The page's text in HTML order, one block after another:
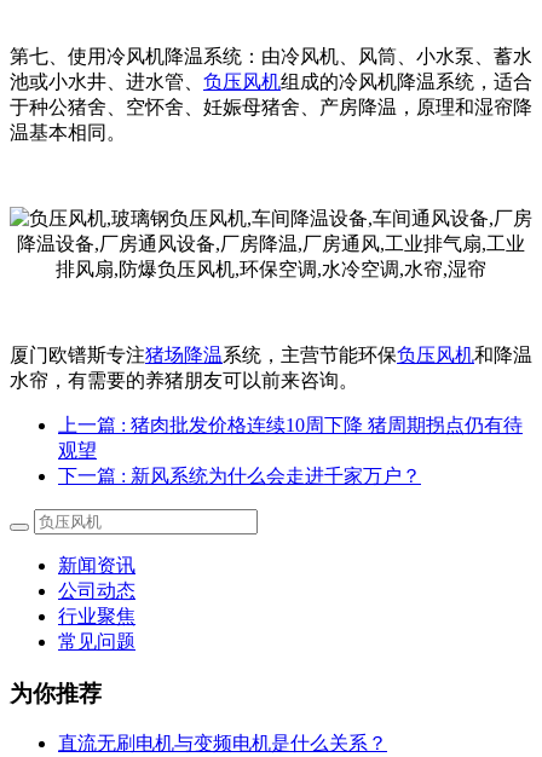
第七、使用冷风机降温系统：由冷风机、风筒、小水泵、蓄水
池或小水井、进水管、 负压风机组成的冷风机降温系统，适合
于种公猪舍、空怀舍、妊娠母猪舍、产房降温，原理和湿帘降
温基本相同。
厦门欧镨斯专注猪场降温系统，主营节能环保负压风机和降温
水帘，有需要的养猪朋友可以前来咨询。
上一篇 : 猪肉批发价格连续10周下降 猪周期拐点仍有待
观望
下一篇 : 新风系统为什么会走进千家万户？
新闻资讯
公司动态
行业聚焦
常见问题
为你推荐
直流无刷电机与变频电机是什么关系？